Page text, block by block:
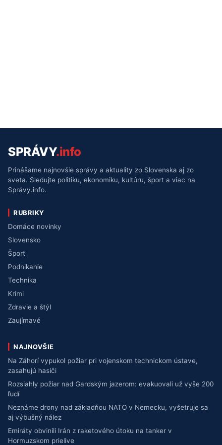
SPRÁVY.info
Prinášame najnovšie správy a aktuality zo Slovenska aj zo
sveta. Sledujte politiku, ekonomiku, kultúru, šport a viac na
Správy.info.
RUBRIKY
Domáce novinky
Slovensko
Šport
Podnikanie
Technika
Krimi
Zdravie a štýl
Zaujímavé
NAJNOVŠIE
Na Záhorí vypukol požiar pri vojenskom technickom ústave,
zasahujú hasiči
Rozsiahly požiar nad Gardským jazerom: evakuovali už vyše 200
ľudí
Neznáme drony nad základňou NATO v Nemecku, vyšetruje sa
aj výbušný nález
Emiráty obvinili Irán z raketového útoku na tanker v
Hormuzskom prielive